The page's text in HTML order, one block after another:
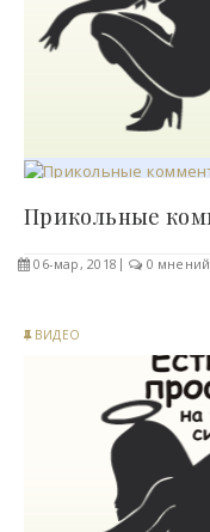
06-мар, 2018 0 мнений
ВИДЕО